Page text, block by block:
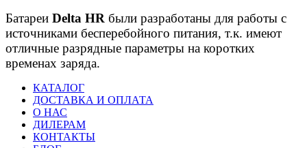
Батареи Delta HR были разработаны для работы с
источниками бесперебойного питания, т.к. имеют
отличные разрядные параметры на коротких
временах заряда.
КАТАЛОГ
ДОСТАВКА И ОПЛАТА
О НАС
ДИЛЕРАМ
КОНТАКТЫ